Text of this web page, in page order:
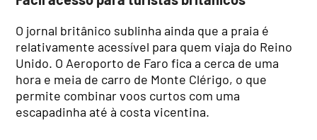
O jornal britânico sublinha ainda que a praia é
relativamente acessível para quem viaja do Reino
Unido. O Aeroporto de Faro fica a cerca de uma
hora e meia de carro de Monte Clérigo, o que
permite combinar voos curtos com uma
escapadinha até à costa vicentina.